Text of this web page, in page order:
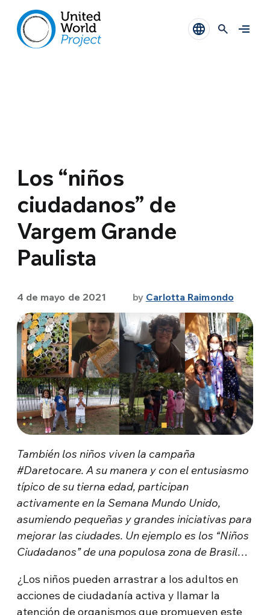
Los “niños
ciudadanos” de
Vargem Grande
Paulista
4 de mayo de 2021 by Carlotta Raimondo
También los niños viven la campaña
#Daretocare. A su manera y con el entusiasmo
típico de su tierna edad, participan
activamente en la Semana Mundo Unido,
asumiendo pequeñas y grandes iniciativas para
mejorar las ciudades. Un ejemplo es los “Niños
Ciudadanos” de una populosa zona de Brasil…
¿Los niños pueden arrastrar a los adultos en
acciones de ciudadanía activa y llamar la
atención de organismos que promueven este